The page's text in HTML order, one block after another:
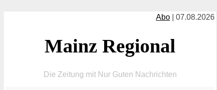
Abo | 07.08.2026
Mainz Regional
Die Zeitung mit Nur Guten Nachrichten